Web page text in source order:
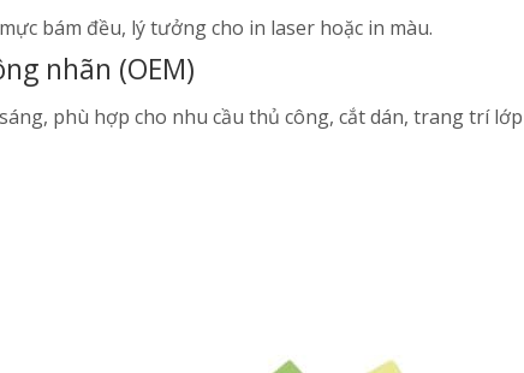
bám đều, lý tưởng cho in laser hoặc in màu.
nhãn (OEM)
phù hợp cho nhu cầu thủ công, cắt dán, trang trí